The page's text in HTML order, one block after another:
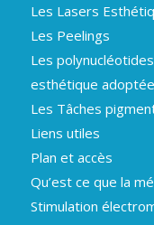
Les Lasers
Les Peelings
Les
esthétique
Les Tâches
Liens utiles
Plan et accès
Qu’est ce que la
Stimulation